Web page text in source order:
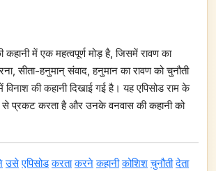
कहानी में एक महत्वपूर्ण मोड़ है, जिसमें रावण का
सीता-हनुमान्‌ संवाद, हनुमान का रावण को चुनौती
की कहानी दिखाई गई है। यह एपिसोड राम के
से प्रकट करता है और उनके वनवास की कहानी को
उसे एपिसोड करता करने कहानी कोशिश चुनौती देता